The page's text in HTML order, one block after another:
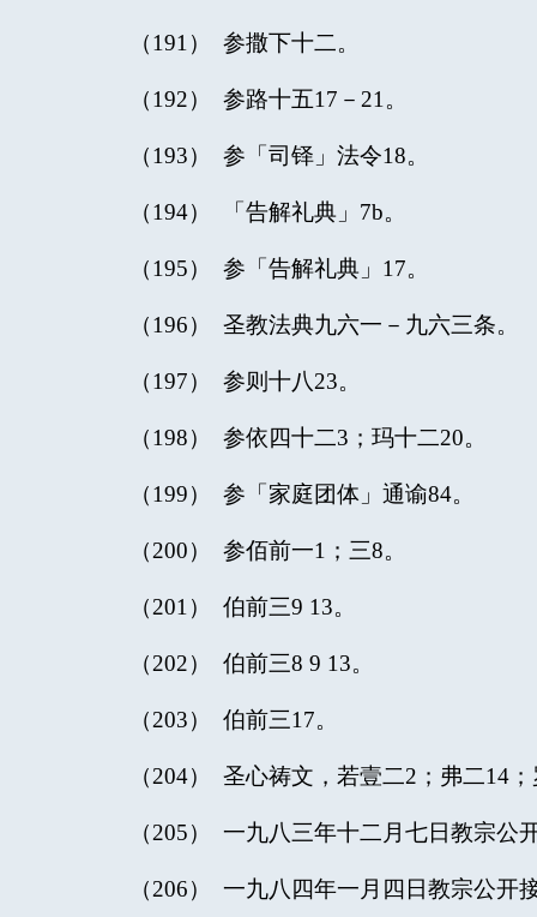
（191） 参撒下十二。
（192） 参路十五17－21。
（193） 参「司铎」法令18。
（194） 「告解礼典」7b。
（195） 参「告解礼典」17。
（196） 圣教法典九六一－九六三条。
（197） 参则十八23。
（198） 参依四十二3；玛十二20。
（199） 参「家庭团体」通谕84。
（200） 参佰前一1；三8。
（201） 伯前三9 13。
（202） 伯前三8 9 13。
（203） 伯前三17。
（204） 圣心祷文，若壹二2；弗二14
（205） 一九八三年十二月七日教宗公
（206） 一九八四年一月四日教宗公开